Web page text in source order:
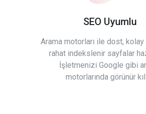
SEO Uyumlu
Arama motorları ile dost, kolay
rahat indekslenir sayfalar
İşletmenizi Google gibi
motorlarında görünür